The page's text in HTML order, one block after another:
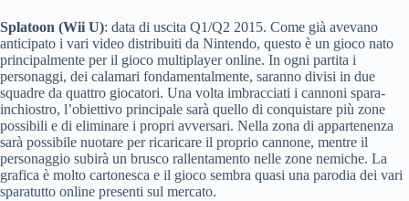
Splatoon (Wii U): data di uscita Q1/Q2 2015. Come già avevano
anticipato i vari video distribuiti da Nintendo, questo è un gioco nato
principalmente per il gioco multiplayer online. In ogni partita i
personaggi, dei calamari fondamentalmente, saranno divisi in due
squadre da quattro giocatori. Una volta imbracciati i cannoni spara-
inchiostro, l’obiettivo principale sarà quello di conquistare più zone
possibili e di eliminare i propri avversari. Nella zona di appartenenza
sarà possibile nuotare per ricaricare il proprio cannone, mentre il
personaggio subirà un brusco rallentamento nelle zone nemiche. La
grafica è molto cartonesca e il gioco sembra quasi una parodia dei vari
sparatutto online presenti sul mercato.